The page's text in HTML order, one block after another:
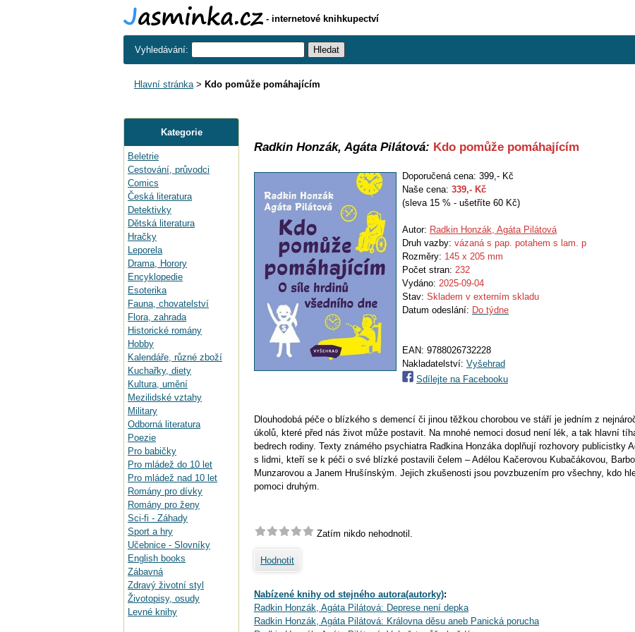
- internetové knihkupectví
Vyhledávání:
Hlavní stránka> Kdo pomůže pomáhajícím
Kategorie
Beletrie
Cestování, průvodci
Comics
Česká literatura
Detektivky
Dětská literatura
Hračky
Leporela
Drama, Horory
Encyklopedie
Esoterika
Fauna, chovatelství
Flora, zahrada
Historické romány
Hobby
Kalendáře, různé zboží
Kuchařky, diety
Kultura, umění
Mezilidské vztahy
Military
Odborná literatura
Poezie
Pro babičky
Pro mládež do 10 let
Pro mládež nad 10 let
Romány pro dívky
Romány pro ženy
Sci-fi - Záhady
Sport a hry
Učebnice - Slovníky
English books
Zábavná
Zdravý životní styl
Životopisy, osudy
Levné knihy
Radkin Honzák, Agáta Pilátová: Kdo pomůže pomáhajícím
Doporučená cena: 399,- Kč
Naše cena: 339,- Kč
(sleva 15 % - ušetříte 60 Kč)
Autor: Radkin Honzák, Agáta Pilátová
Druh vazby: vázaná s pap. potahem s lam. p
Rozměry: 145 x 205 mm
Počet stran: 232
Vydáno: 2025-09-04
Stav: Skladem v externím skladu
Datum odeslání: Do týdne
EAN: 9788026732228
Nakladatelství: Vyšehrad
Sdílejte na Facebooku
Dlouhodobá péče o blízkého s demencí či jinou těžkou chorobou ve stáří je jedním z
úkolů, které před nás život může postavit. Na mnohé nemoci dosud není lék, a tak hlavní
bedrech rodiny. Texty známého psychiatra Radkina Honzáka doplňují rozhovory publicistky
s lidmi, kteří se k péči o své blízké postavili čelem – Adélou Kačerovou Kubačákovou,
Munzarovou a Janem Hrušínským. Jejich zkušenosti jsou povzbuzením pro všechny, kdo
pomoci druhým.
Zatím nikdo nehodnotil.
Hodnotit
Nabízené knihy od stejného autora(autorky):
Radkin Honzák, Agáta Pilátová: Deprese není depka
Radkin Honzák, Agáta Pilátová: Královna děsu aneb Panická porucha